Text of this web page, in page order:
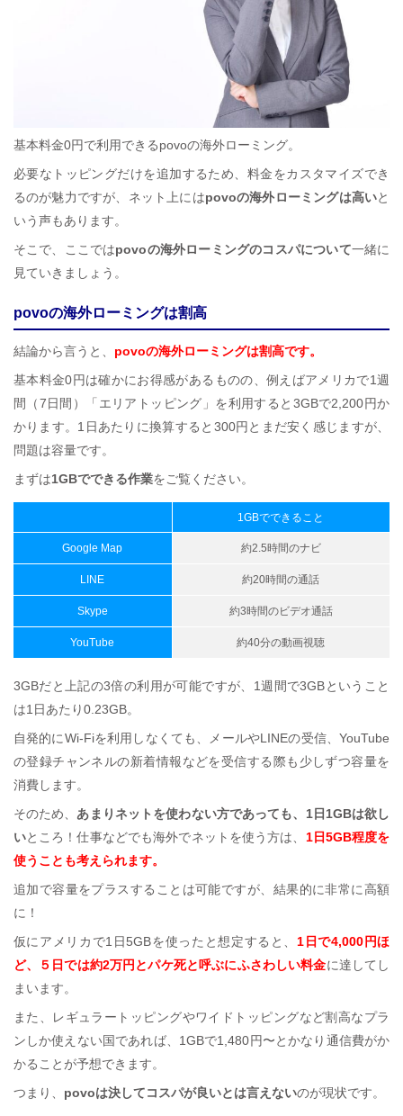
基本料金0円で利用できるpovoの海外ローミング。
必要なトッピングだけを追加するため、料金をカスタマイズでき
るのが魅力ですが、ネット上にはpovoの海外ローミングは高いと
いう声もあります。
そこで、ここではpovoの海外ローミングのコスパについて一緒に
見ていきましょう。
povoの海外ローミングは割高
結論から言うと、 povoの海外ローミングは割高です。
基本料金0円は確かにお得感があるものの、例えばアメリカで1週
間（7日間）「エリアトッピング」を利用すると3GBで2,200円か
かります。1日あたりに換算すると300円とまだ安く感じますが、
問題は容量です。
まずは1GBでできる作業をご覧ください。
1GBでできること
Google Map 約2.5時間のナビ
LINE 約20時間の通話
Skype 約3時間のビデオ通話
YouTube 約40分の動画視聴
3GBだと上記の3倍の利用が可能ですが、1週間で3GBということ
は1日あたり0.23GB。
自発的にWi-Fiを利用しなくても、メールやLINEの受信、YouTube
の登録チャンネルの新着情報などを受信する際も少しずつ容量を
消費します。
そのため、あまりネットを使わない方であっても、1日1GBは欲し
いところ！仕事などでも海外でネットを使う方は、 1日5GB程度を
使うことも考えられます。
追加で容量をプラスすることは可能ですが、結果的に非常に高額
に！
仮にアメリカで1日5GBを使ったと想定すると、1日で4,000円ほ
ど、５日では約2万円とパケ死と呼ぶにふさわしい料金に達してし
まいます。
また、レギュラートッピングやワイドトッピングなど割高なプラ
ンしか使えない国であれば、1GBで1,480円〜とかなり通信費がか
かることが予想できます。
つまり、 povoは決してコスパが良いとは言えないのが現状です。